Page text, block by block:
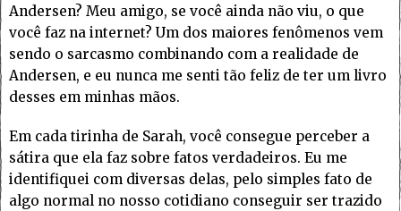
Andersen? Meu amigo, se você ainda não viu, o que
você faz na internet? Um dos maiores fenômenos vem
sendo o sarcasmo combinando com a realidade de
Andersen, e eu nunca me senti tão feliz de ter um livro
desses em minhas mãos.
Em cada tirinha de Sarah, você consegue perceber a
sátira que ela faz sobre fatos verdadeiros. Eu me
identifiquei com diversas delas, pelo simples fato de
algo normal no nosso cotidiano conseguir ser trazido